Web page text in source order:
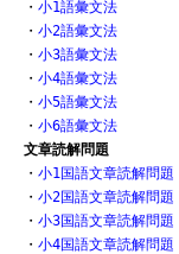
・ 小1語彙文法
・ 小2語彙文法
・ 小3語彙文法
・ 小4語彙文法
・ 小5語彙文法
・ 小6語彙文法
文章読解問題
・ 小1国語文章読解問題
・ 小2国語文章読解問題
・ 小3国語文章読解問題
・ 小4国語文章読解問題